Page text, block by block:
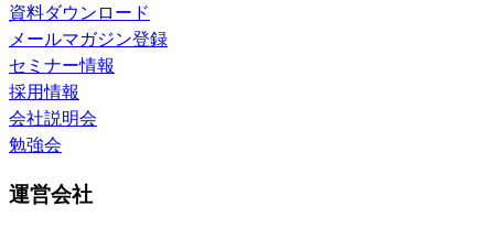
資料ダウンロード
メールマガジン登録
セミナー情報
採用情報
会社説明会
勉強会
運営会社